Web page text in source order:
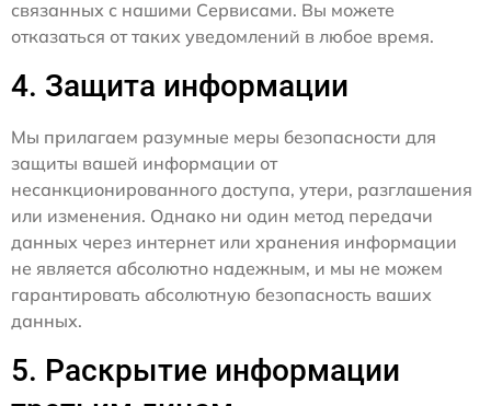
связанных с нашими Сервисами. Вы можете
отказаться от таких уведомлений в любое время.
4. Защита информации
Мы прилагаем разумные меры безопасности для
защиты вашей информации от
несанкционированного доступа, утери, разглашения
или изменения. Однако ни один метод передачи
данных через интернет или хранения информации
не является абсолютно надежным, и мы не можем
гарантировать абсолютную безопасность ваших
данных.
5. Раскрытие информации